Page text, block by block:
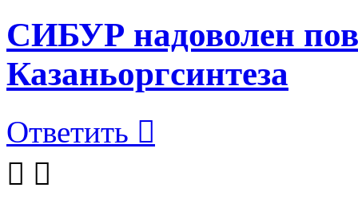
СИБУР надоволен
Казаньоргсинтеза
Ответить